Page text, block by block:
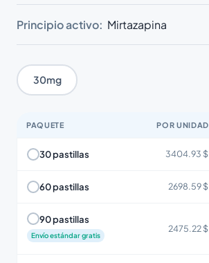
Principio activo: Mirtazapina
30mg
PAQUETE POR UNIDAD
30 pastillas 3404.93 $
60 pastillas 2698.59 $
90 pastillas
Envío estándar gratis
2475.22 $